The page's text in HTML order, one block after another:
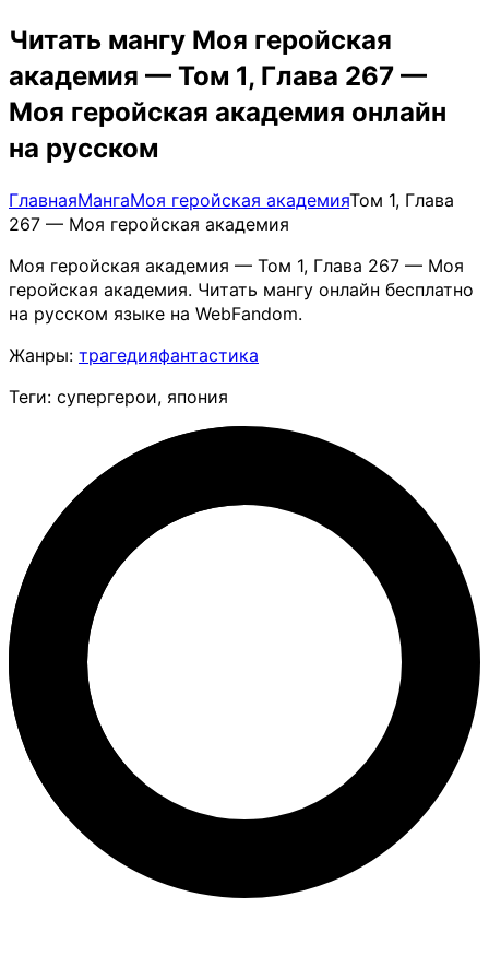
Читать мангу Моя геройская
академия — Том 1, Глава 267 —
Моя геройская академия онлайн
на русском
ГлавнаяМангаМоя геройская академияТом 1, Глава
267 — Моя геройская академия
Моя геройская академия — Том 1, Глава 267 — Моя
геройская академия. Читать мангу онлайн бесплатно
на русском языке на WebFandom.
Жанры: трагедияфантастика
Теги: супергерои, япония